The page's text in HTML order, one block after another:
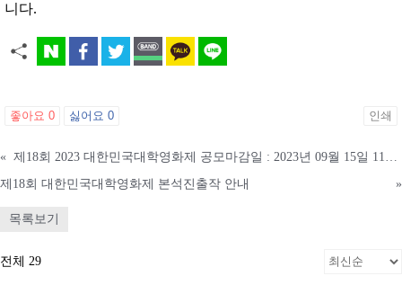
니다.
좋아요 0 싫어요 0 인쇄
«
제18회 2023 대한민국대학영화제 공모마감일 : 2023년 09월 15일 11시 59분
제18회 대한민국대학영화제 본석진출작 안내
»
목록보기
전체 29